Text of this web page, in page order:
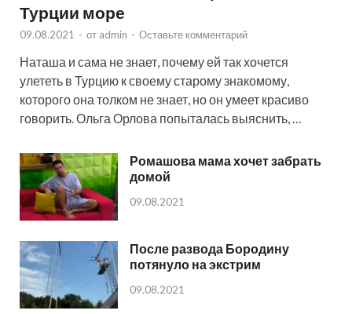
Турции море
09.08.2021 - от admin - Оставьте комментарий
Наташа и сама не знает, почему ей так хочется
улететь в Турцию к своему старому знакомому,
которого она толком не знает, но он умеет красиво
говорить. Ольга Орлова попыталась выяснить, …
Ромашова мама хочет забрать
домой
09.08.2021
После развода Бородину
потянуло на экстрим
09.08.2021